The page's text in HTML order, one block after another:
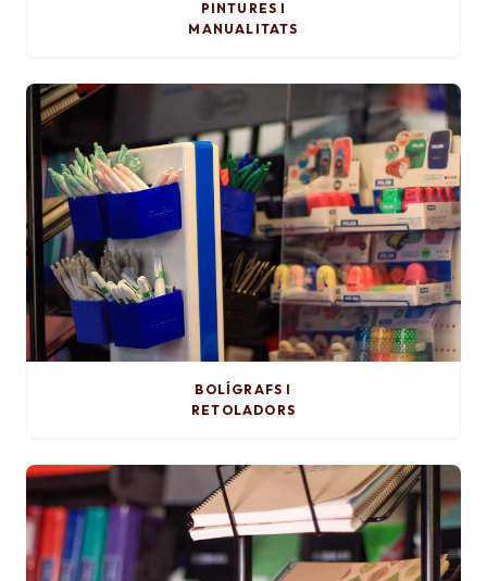
PINTURES I
MANUALITATS
BOLÍGRAFS I
RETOLADORS